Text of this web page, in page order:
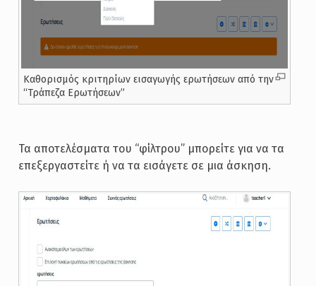
Καθορισμός κριτηρίων εισαγωγής ερωτήσεων από την
“Τράπεζα Ερωτήσεων”
Τα αποτελέσματα του “φίλτρου” μπορείτε για να τα
επεξεργαστείτε ή να τα εισάγετε σε μια άσκηση.